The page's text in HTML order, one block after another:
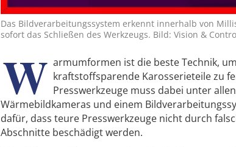
Das Bildverarbeitungssystem erkennt innerhalb von
sofort das Schließen des Werkzeugs. Bild: Vision &
W armumformen ist die beste ­Technik,
kraftstoffsparende Karosserieteile zu
Presswerkzeuge muss dabei unter
Wärmebildkameras und einem
dafür, dass teure Presswerkzeuge nicht durch
Abschnitte beschädigt werden.